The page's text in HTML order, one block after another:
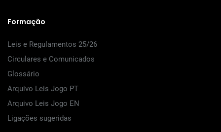
Formação
Leis e Regulamentos 25/26
Circulares e Comunicados
Glossário
Arquivo Leis Jogo PT
Arquivo Leis Jogo EN
Ligações sugeridas